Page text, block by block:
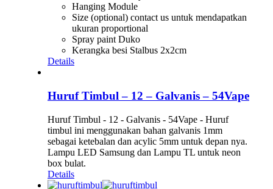
Hanging Module
Size (optional) contact us untuk mendapatkan
ukuran proportional
Spray paint Duko
Kerangka besi Stalbus 2x2cm
Details
Huruf Timbul – 12 – Galvanis – 54Vape
Huruf Timbul - 12 - Galvanis - 54Vape - Huruf
timbul ini menggunakan bahan galvanis 1mm
sebagai ketebalan dan acylic 5mm untuk depan nya.
Lampu LED Samsung dan Lampu TL untuk neon
box bulat.
Details